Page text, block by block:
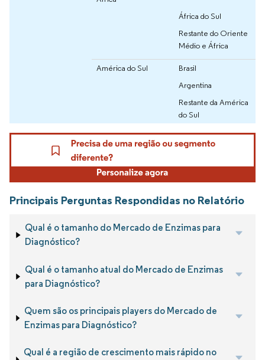
África do Sul
Restante do Oriente
Médio e África
América do Sul
Brasil
Argentina
Restante da América
do Sul
Principais Perguntas Respondidas no Relatório
Qual é o tamanho do Mercado de Enzimas para
Diagnóstico?
Qual é o tamanho atual do Mercado de Enzimas
para Diagnóstico?
Quem são os principais players do Mercado de
Enzimas para Diagnóstico?
Qual é a região de crescimento mais rápido no